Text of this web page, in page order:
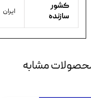
کشور
سازنده
ایران
مشابه